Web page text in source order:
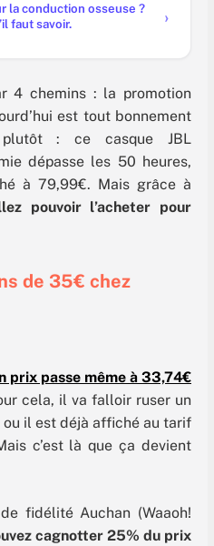
la conduction osseuse ?
faut savoir.
4 chemins : la promotion
est tout bonnement
plutôt : ce casque JBL
dépasse les 50 heures,
à 79,99€. Mais grâce à
pouvoir l’acheter pour
de 35€ chez
prix passe même à 33,74€
cela, il va falloir ruser un
il est déjà affiché au tarif
c’est là que ça devient
fidélité Auchan (Waaoh!
cagnotter 25% du prix